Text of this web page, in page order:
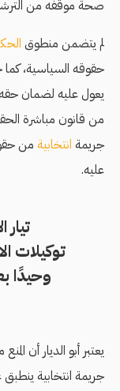
صحة موقفه من
لم يتضمن منطوق
حقوقه السياسية،
يعول عليه لضمان حقه
من قانون مباشرة
جريمة انتخابية من
عليه.
توكيلات
وحيدًا
يعتبر أبو الديار أن
جريمة انتخابية